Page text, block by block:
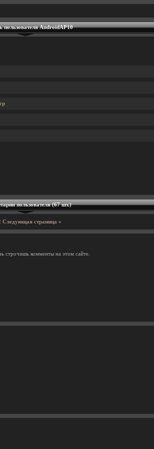
пользователя AndroidAP10
пользователя (67 шт.)
Следующая страница »
строчишь комменты на этом сайте.